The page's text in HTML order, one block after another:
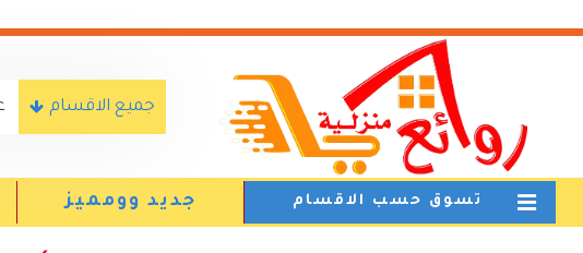
جميع الاقسام
تسوق حسب الاقسام جديد وومميز